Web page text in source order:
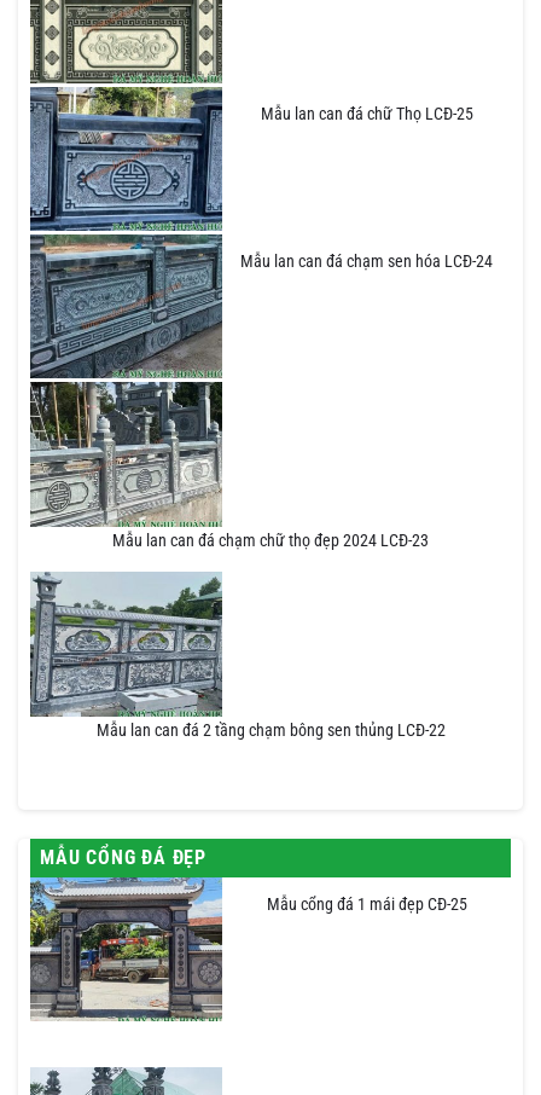
Mẫu lan can đá chữ Thọ LCĐ-25
Mẫu lan can đá chạm sen hóa LCĐ-24
Mẫu lan can đá chạm chữ thọ đẹp 2024 LCĐ-23
Mẫu lan can đá 2 tầng chạm bông sen thủng LCĐ-22
MẪU CỔNG ĐÁ ĐẸP
Mẫu cổng đá 1 mái đẹp CĐ-25